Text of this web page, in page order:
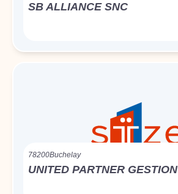
SB ALLIANCE SNC
78200Buchelay
UNITED PARTNER GESTION